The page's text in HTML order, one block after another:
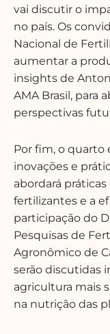
vai discutir o
no país. Os
Nacional de
aumentar a
insights de
AMA Brasil, para
perspectivas
Por fim, o quarto
inovações e
abordará
fertilizantes e a
participação do
Pesquisas de
Agronômico de
serão discutidas
agricultura mais
na nutrição das